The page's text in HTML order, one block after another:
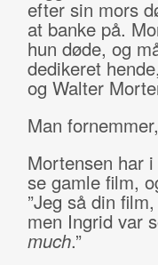
efter sin mors
at banke på.
hun døde, og
dedikeret
og Walter
Man
Mortensen har
se gamle film,
”Jeg så din
men Ingrid var
much.”